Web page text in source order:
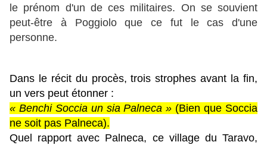
le prénom d'un de ces militaires. On se souvient
peut-être à Poggiolo que ce fut le cas d'une
personne.
Dans le récit du procès, trois strophes avant la fin,
un vers peut étonner :
« Benchi Soccia un sia Palneca » (Bien que Soccia
ne soit pas Palneca).
Quel rapport avec Palneca, ce village du Taravo,